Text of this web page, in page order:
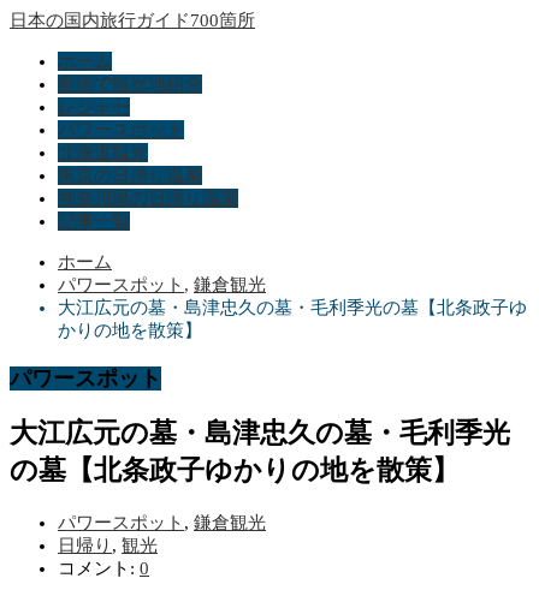
日本の国内旅行ガイド700箇所
ホーム
動画で観光地紹介
レジャー
パワースポット
北海道観光
東京の日帰り温泉
神奈川県の日帰り温泉
記事一覧
ホーム
パワースポット , 鎌倉観光
大江広元の墓・島津忠久の墓・毛利季光の墓【北条政子ゆ
かりの地を散策】
パワースポット
大江広元の墓・島津忠久の墓・毛利季光
の墓【北条政子ゆかりの地を散策】
パワースポット , 鎌倉観光
日帰り , 観光
コメント: 0